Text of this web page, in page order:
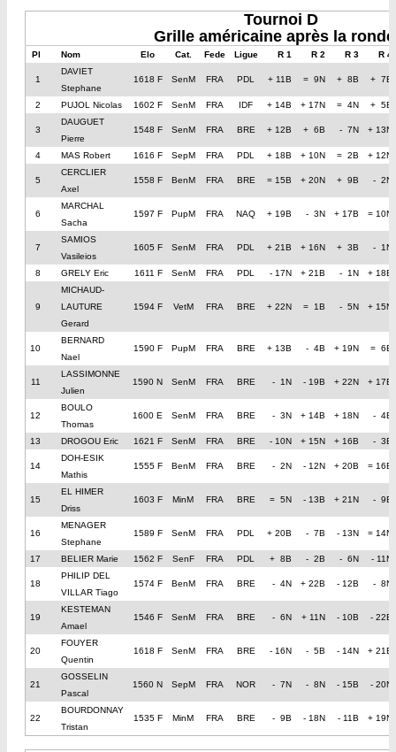
Tournoi D
Grille américaine après la
Pl Nom Elo Cat. Fede Ligue R 1 R 2 R 3 R 4
1
DAVIET
Stephane
1618 F SenM FRA PDL + 11B = 9N + 8B + 7B
2 PUJOL Nicolas 1602 F SenM FRA IDF + 14B + 17N = 4N + 5B
3
DAUGUET
Pierre
1548 F SenM FRA BRE + 12B + 6B - 7N + 13N
4 MAS Robert 1616 F SepM FRA PDL + 18B + 10N = 2B + 12N
5
CERCLIER
Axel
1558 F BenM FRA BRE = 15B + 20N + 9B - 2N
6
MARCHAL
Sacha
1597 F PupM FRA NAQ + 19B - 3N + 17B = 10N
7
SAMIOS
Vasileios
1605 F SenM FRA PDL + 21B + 16N + 3B - 1N
8 GRELY Eric 1611 F SenM FRA PDL - 17N + 21B - 1N + 18B
9
MICHAUD-
LAUTURE
Gerard
1594 F VetM FRA BRE + 22N = 1B - 5N + 15N
10
BERNARD
Nael
1590 F PupM FRA BRE + 13B - 4B + 19N = 6B
11
LASSIMONNE
Julien
1590 N SenM FRA BRE - 1N - 19B + 22N + 17B
12
BOULO
Thomas
1600 E SenM FRA BRE - 3N + 14B + 18N - 4B
13 DROGOU Eric 1621 F SenM FRA BRE - 10N + 15N + 16B - 3B
14
DOH-ESIK
Mathis
1555 F BenM FRA BRE - 2N - 12N + 20B = 16B
15
EL HIMER
Driss
1603 F MinM FRA BRE = 5N - 13B + 21N - 9B
16
MENAGER
Stephane
1589 F SenM FRA PDL + 20B - 7B - 13N = 14N
17 BELIER Marie 1562 F SenF FRA PDL + 8B - 2B - 6N - 11N
18
PHILIP DEL
VILLAR Tiago
1574 F BenM FRA BRE - 4N + 22B - 12B - 8N
19
KESTEMAN
Amael
1546 F SenM FRA BRE - 6N + 11N - 10B - 22B
20
FOUYER
Quentin
1618 F SenM FRA BRE - 16N - 5B - 14N + 21B
21
GOSSELIN
Pascal
1560 N SepM FRA NOR - 7N - 8N - 15B - 20N
22
BOURDONNAY
Tristan
1535 F MinM FRA BRE - 9B - 18N - 11B + 19N